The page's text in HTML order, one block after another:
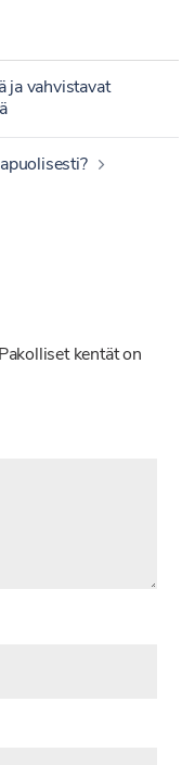
ja vahvistavat
Pakolliset kentät on